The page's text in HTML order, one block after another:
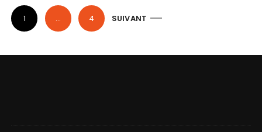
P
a
1 … 4 SUIVANT